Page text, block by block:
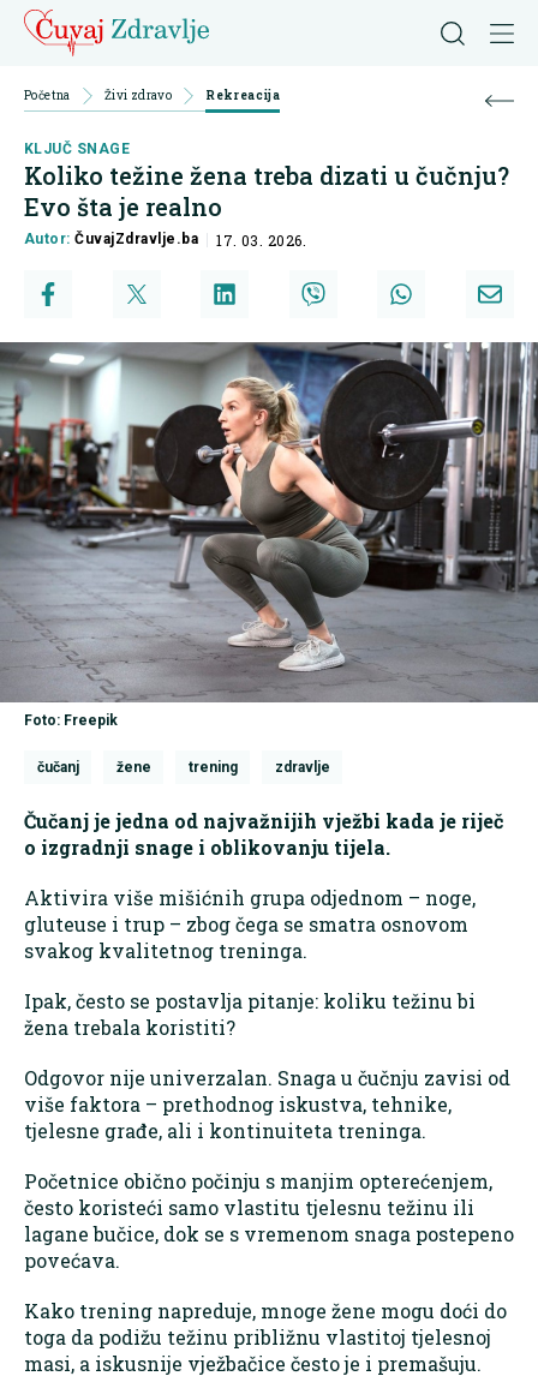
Početna Živi zdravo Rekreacija
KLJUČ SNAGE
Koliko težine žena treba dizati u čučnju?
Evo šta je realno
Autor:ČuvajZdravlje.ba 17. 03. 2026.
Foto: Freepik
čučanj žene trening zdravlje
Čučanj je jedna od najvažnijih vježbi kada je riječ
o izgradnji snage i oblikovanju tijela.
Aktivira više mišićnih grupa odjednom – noge,
gluteuse i trup – zbog čega se smatra osnovom
svakog kvalitetnog treninga.
Ipak, često se postavlja pitanje: koliku težinu bi
žena trebala koristiti?
Odgovor nije univerzalan. Snaga u čučnju zavisi od
više faktora – prethodnog iskustva, tehnike,
tjelesne građe, ali i kontinuiteta treninga.
Početnice obično počinju s manjim opterećenjem,
često koristeći samo vlastitu tjelesnu težinu ili
lagane bučice, dok se s vremenom snaga postepeno
povećava.
Kako trening napreduje, mnoge žene mogu doći do
toga da podižu težinu približnu vlastitoj tjelesnoj
masi, a iskusnije vježbačice često je i premašuju.